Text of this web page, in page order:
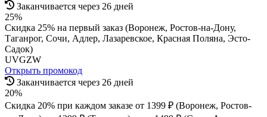
Заканчивается через 26 дней
25%
Скидка 25% на первый заказ (Воронеж, Ростов-на-Дону,
Таганрог, Сочи, Адлер, Лазаревское, Красная Поляна, Эсто-
Садок)
UVGZW
Открыть промокод
Заканчивается через 26 дней
20%
Скидка 20% при каждом заказе от 1399 ₽ (Воронеж, Ростов-